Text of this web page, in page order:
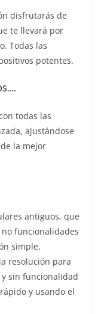
disfrutarás de
te llevará por
Todas las
potentes.
todas las
ajustándose
la mejor
antiguos, que
funcionalidades
simple,
resolución para
sin funcionalidad
y usando el